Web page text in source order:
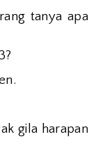
tanya apa
gila harapan